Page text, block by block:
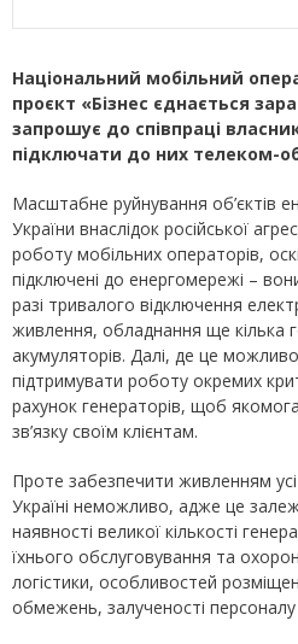
Національний мобільний
проєкт «Бізнес єднається
запрошує до співпраці
підключати до них телеком-
Масштабне руйнування об’єктів
України внаслідок російської
роботу мобільних операторів,
підключені до енергомережі –
разі тривалого відключення
живлення, обладнання ще кілька
акумуляторів. Далі, де це
підтримувати роботу окремих
рахунок генераторів, щоб
зв’язку своїм клієнтам.
Проте забезпечити живленням усі
Україні неможливо, адже це
наявності великої кількості
їхнього обслуговування та
логістики, особливостей
обмежень, залученості